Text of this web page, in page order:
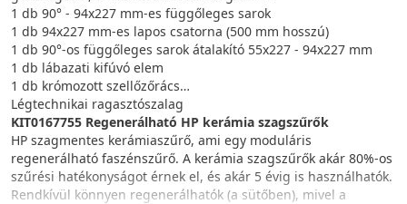
1 db 90° - 94x227 mm-es függőleges sarok
1 db 94x227 mm-es lapos csatorna (500 mm hosszú)
1 db 90°-os függőleges sarok átalakító 55x227 - 94x227 mm
1 db lábazati kifúvó elem
1 db krómozott szellőzőrács
Légtechnikai ragasztószalag
KIT0167755 Regenerálható HP kerámia szagszűrők
HP szagmentes kerámiaszűrő, ami egy moduláris
regenerálható faszénszűrő. A kerámia szagszűrők akár 80%-os
szűrési hatékonyságot érnek el, és akár 5 évig is használhatók.
Rendkívül könnyen regenerálhatók (a sütőben), mivel a